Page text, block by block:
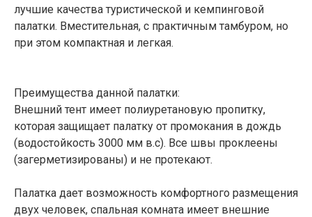
лучшие качества туристической и кемпинговой
палатки. Вместительная, с практичным тамбуром, но
при этом компактная и легкая.
Преимущества данной палатки:
Внешний тент имеет полиуретановую пропитку,
которая защищает палатку от промокания в дождь
(водостойкость 3000 мм в.с). Все швы проклеены
(загерметизированы) и не протекают.
Палатка дает возможность комфортного размещения
двух человек, спальная комната имеет внешние